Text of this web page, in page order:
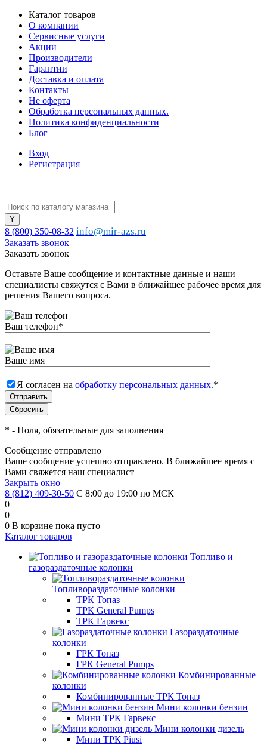
Каталог товаров
О компании
Сервисные услуги
Акции
Производители
Гарантии
Доставка и оплата
Контакты
Не оферта
Обработка персональных данных.
Политика конфиденциальности
Блог
Вход
Регистрация
8 (800) 350-08-32 info@mir-azs.ru
Заказать звонок
Заказать звонок
Оставьте Ваше сообщение и контактные данные и наши
специалисты свяжутся с Вами в ближайшее рабочее время для
решения Вашего вопроса.
Ваш телефон*
Ваше имя
Я согласен на обработку персональных данных.*
* - Поля, обязательные для заполнения
Сообщение отправлено
Ваше сообщение успешно отправлено. В ближайшее время с
Вами свяжется наш специалист
Закрыть окно
8 (812) 409-30-50 С 8:00 до 19:00 по МСК
0
0
0 В корзине пока пусто
Каталог товаров
Топливо и
газораздаточные колонки
Топливораздаточные колонки
ТРК Топаз
ТРК General Pumps
ТРК Гарвекс
Газораздаточные
колонки
ГРК Топаз
ГРК General Pumps
Комбинированные
колонки
Комбинированные ТРК Топаз
Мини колонки бензин
Мини ТРК Гарвекс
Мини колонки дизель
Мини ТРК Piusi